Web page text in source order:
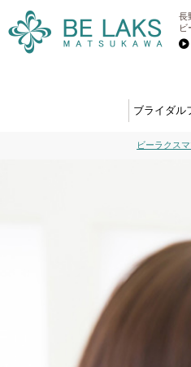
長
ビ
ブライダル
ビーラクス